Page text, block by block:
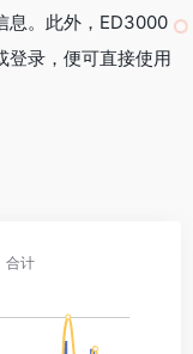
息。此外，ED3000
登录，便可直接使用